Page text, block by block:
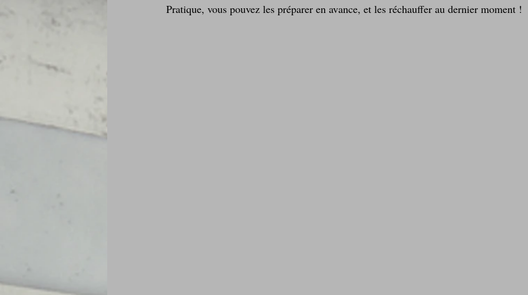
Fondus de chocolat fruits à coque Garden Party - buffet - Verrines Gâteau d'anniversaire
Pratique, vous pouvez les préparer en avance, et les réchauffer au dernier moment !